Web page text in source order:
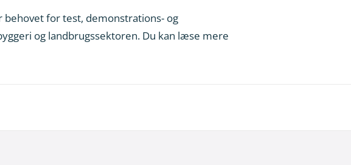
for test, demonstrations- og
og landbrugssektoren. Du kan læse mere